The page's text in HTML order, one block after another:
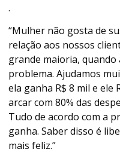
.
“Mulher não gosta de
relação aos nossos
grande maioria, quando
problema. Ajudamos
ela ganha R$ 8 mil e ele
arcar com 80% das
Tudo de acordo com a
ganha. Saber disso é
mais feliz.”